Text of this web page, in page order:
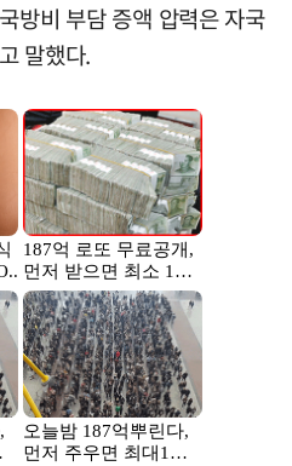
방비 부담 증액 압력은 자국
말했다.